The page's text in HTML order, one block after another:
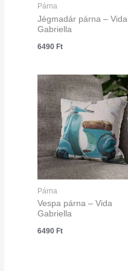
Párna
Jégmadár párna – Vida
Gabriella
6490 Ft
Párna
Vespa párna – Vida
Gabriella
6490 Ft